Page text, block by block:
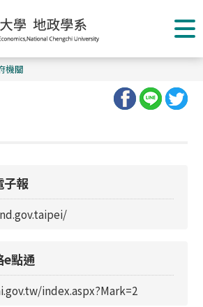
機關
子報
e點通
index.aspx?Mark=2